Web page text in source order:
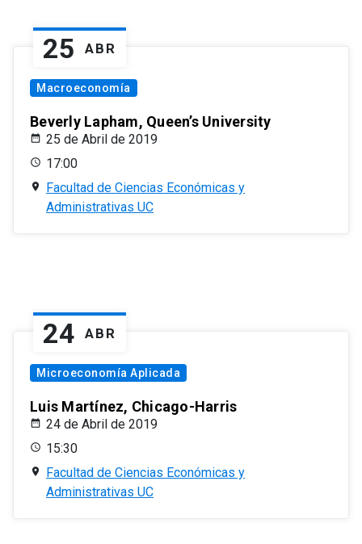
25 ABR
Macroeconomía
Beverly Lapham, Queen’s University
25 de Abril de 2019
17:00
Facultad de Ciencias Económicas y
Administrativas UC
24 ABR
Microeconomía Aplicada
Luis Martínez, Chicago-Harris
24 de Abril de 2019
15:30
Facultad de Ciencias Económicas y
Administrativas UC